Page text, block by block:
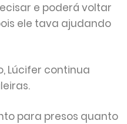
e poderá voltar
ele tava ajudando
Lúcifer continua
para presos quanto